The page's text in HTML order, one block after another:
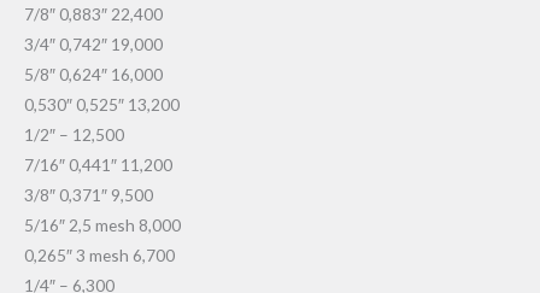
7/8″ 0,883″ 22,400
3/4″ 0,742″ 19,000
5/8″ 0,624″ 16,000
0,530″ 0,525″ 13,200
1/2″ – 12,500
7/16″ 0,441″ 11,200
3/8″ 0,371″ 9,500
5/16″ 2,5 mesh 8,000
0,265″ 3 mesh 6,700
1/4″ – 6,300